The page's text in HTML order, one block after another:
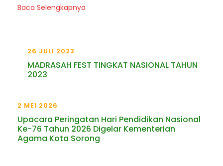
Baca Selengkapnya
26 JULI 2023
MADRASAH FEST TINGKAT NASIONAL TAHUN
2023
2 MEI 2026
Upacara Peringatan Hari Pendidikan Nasional
Ke-76 Tahun 2026 Digelar Kementerian
Agama Kota Sorong